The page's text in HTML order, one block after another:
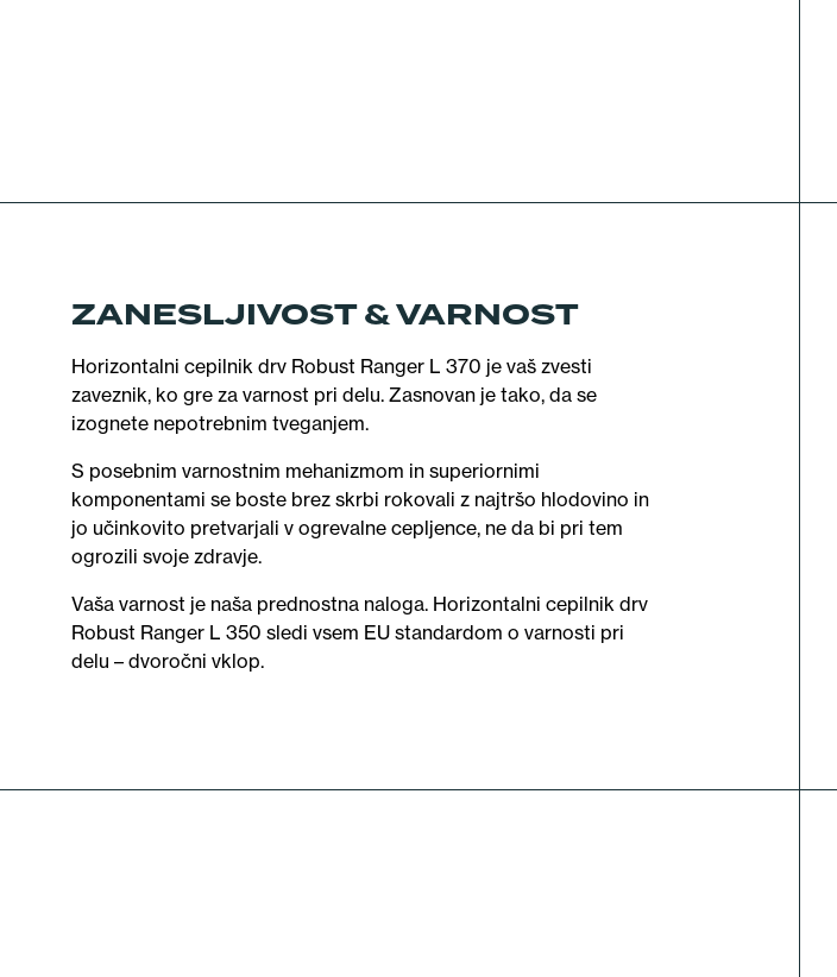
ZANESLJIVOST & VARNOST
Horizontalni cepilnik drv Robust Ranger L 370 je vaš zvesti
zaveznik, ko gre za varnost pri delu. Zasnovan je tako, da se
izognete nepotrebnim tveganjem.
S posebnim varnostnim mehanizmom in superiornimi
komponentami se boste brez skrbi rokovali z najtršo hlodovino in
jo učinkovito pretvarjali v ogrevalne cepljence, ne da bi pri tem
ogrozili svoje zdravje.
Vaša varnost je naša prednostna naloga. Horizontalni cepilnik drv
Robust Ranger L 350 sledi vsem EU standardom o varnosti pri
delu – dvoročni vklop.